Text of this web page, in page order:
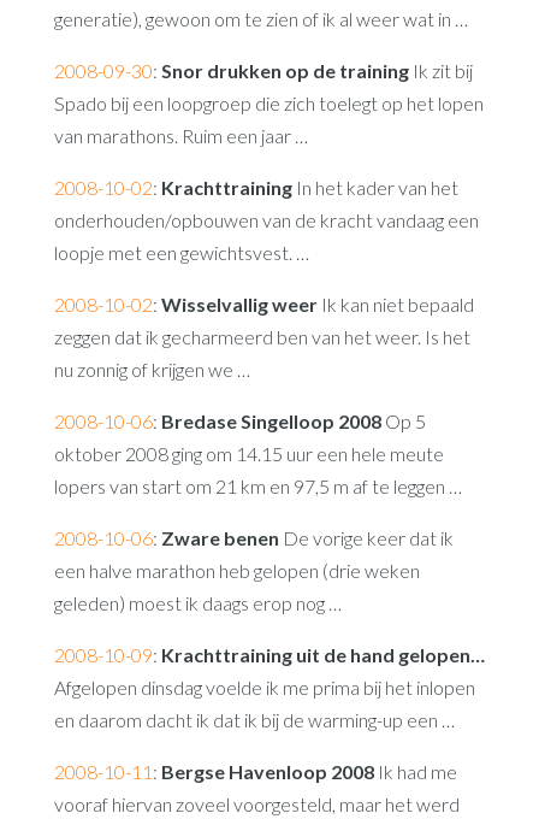
generatie), gewoon om te zien of ik al weer wat in …
2008-09-30: Snor drukken op de trainingIk zit bij
Spado bij een loopgroep die zich toelegt op het lopen
van marathons. Ruim een jaar …
2008-10-02: KrachttrainingIn het kader van het
onderhouden/opbouwen van de kracht vandaag een
loopje met een gewichtsvest. …
2008-10-02: Wisselvallig weerIk kan niet bepaald
zeggen dat ik gecharmeerd ben van het weer. Is het
nu zonnig of krijgen we …
2008-10-06: Bredase Singelloop 2008Op 5
oktober 2008 ging om 14.15 uur een hele meute
lopers van start om 21 km en 97,5 m af te leggen …
2008-10-06: Zware benen De vorige keer dat ik
een halve marathon heb gelopen (drie weken
geleden) moest ik daags erop nog …
2008-10-09: Krachttraining uit de hand gelopen…
Afgelopen dinsdag voelde ik me prima bij het inlopen
en daarom dacht ik dat ik bij de warming-up een …
2008-10-11 : Bergse Havenloop 2008Ik had me
vooraf hiervan zoveel voorgesteld, maar het werd